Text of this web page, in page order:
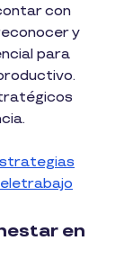
con
y
para
en